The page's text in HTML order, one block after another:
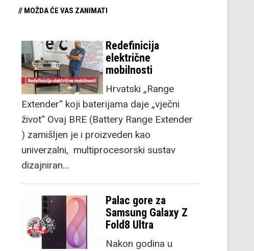
// MOŽDA ĆE VAS ZANIMATI
Redefinicija
električne
mobilnosti
Hrvatski „Range
Extender“ koji baterijama daje „vječni
život“ Ovaj BRE (Battery Range Extender
) zamišljen je i proizveden kao
univerzalni, multiprocesorski sustav
dizajniran…
Palac gore za
Samsung Galaxy Z
Fold8 Ultra
Nakon godina u